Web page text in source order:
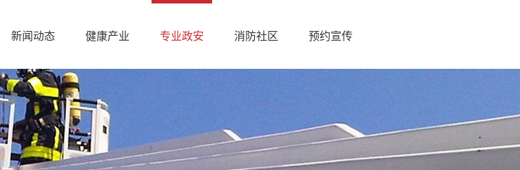
新闻动态 健康产业 专业政安 消防社区 预约宣传